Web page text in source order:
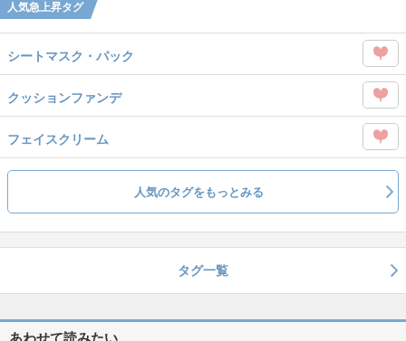
人気急上昇タグ
シートマスク・パック
この
タグ
を
Like
クッションファンデ
この
タグ
を
Like
フェイスクリーム
この
タグ
を
人気のタグをもっとみる
タグ一覧